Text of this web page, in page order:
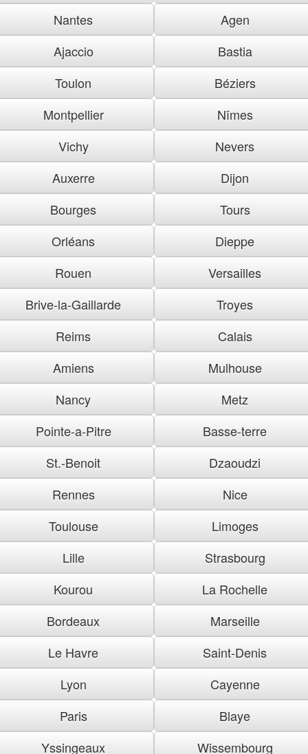
Nantes
Agen
Ajaccio
Bastia
Toulon
Béziers
Montpellier
Nîmes
Vichy
Nevers
Auxerre
Dijon
Bourges
Tours
Orléans
Dieppe
Rouen
Versailles
Brive-la-Gaillarde
Troyes
Reims
Calais
Amiens
Mulhouse
Nancy
Metz
Pointe-a-Pitre
Basse-terre
St.-Benoit
Dzaoudzi
Rennes
Nice
Toulouse
Limoges
Lille
Strasbourg
Kourou
La Rochelle
Bordeaux
Marseille
Le Havre
Saint-Denis
Lyon
Cayenne
Paris
Blaye
Yssingeaux
Wissembourg